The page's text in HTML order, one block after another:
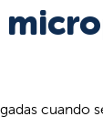
cuando